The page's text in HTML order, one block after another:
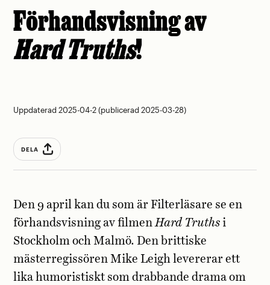
Förhandsvisning av
Hard Truths!
Uppdaterad 2025-04-2 (publicerad 2025-03-28)
DELA
Den 9 april kan du som är Filterläsare se en
förhandsvisning av filmen Hard Truthsi
Stockholm och Malmö. Den brittiske
mästerregissören Mike Leigh levererar ett
lika humoristiskt som drabbande drama om